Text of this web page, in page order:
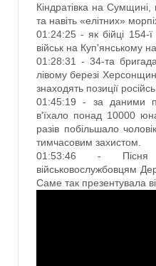
Кіндратівка на
та навіть «елітних»
01:24:25 - як бійці 154-
військ на Куп'янському
01:28:31 - 34-та
лівому березі
знаходять позиції
01:45:19 - за даними
в'їхало понад 10000
разів побільшало
тимчасовим захистом.
01:53:46 - Пісня
військовослужбовцям
Саме так презентувала